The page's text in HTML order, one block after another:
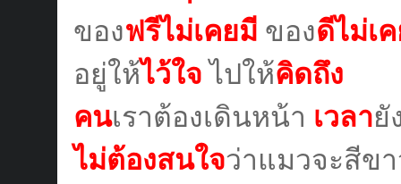
ของฟรีไม่เคยมี ของดีไม่เ
อยู่ให้ไว้ใจ ไปให้คิดถึง
คนเราต้องเดินหน้า เวลายั
ไม่ต้องสนใจว่าแมวจะสีข